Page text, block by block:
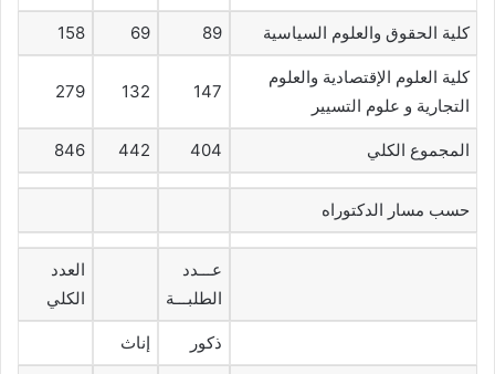
كلية الحقوق والعلوم السياسية 89
69
158
كلية العلوم الإقتصادية والعلوم
التجارية و علوم التسيير
147
132
279
المجموع الكلي 404
442
846
حسب مسار الدكتوراه
عـــدد
الطلبـــة
العدد
الكلي
ذكور إناث